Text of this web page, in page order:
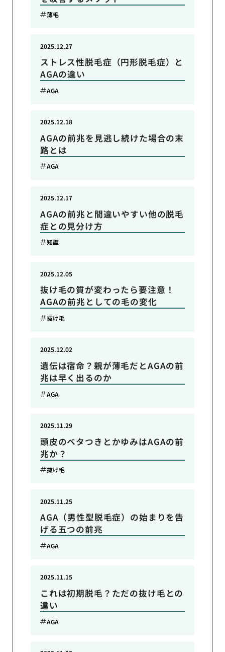
薄毛
ストレス性脱毛症（円形脱毛症）と
AGAの違い
2025.12.27
AGA
AGAの前兆を見逃し続けた場合の末
路とは
2025.12.18
AGA
AGAの前兆と間違いやすい他の脱毛
症との見分け方
2025.12.17
知識
抜け毛の質が変わったら要注意！
AGAの前兆としての毛の変化
2025.12.05
抜け毛
遺伝は宿命？親が薄毛だとAGAの前
兆は早く出るのか
2025.12.02
AGA
頭皮のベタつきとかゆみはAGAの前
兆か？
2025.11.29
抜け毛
AGA（男性型脱毛症）の始まりを告
げる五つの前兆
2025.11.25
AGA
これは初期脱毛？ただの抜け毛との
違い
2025.11.15
AGA